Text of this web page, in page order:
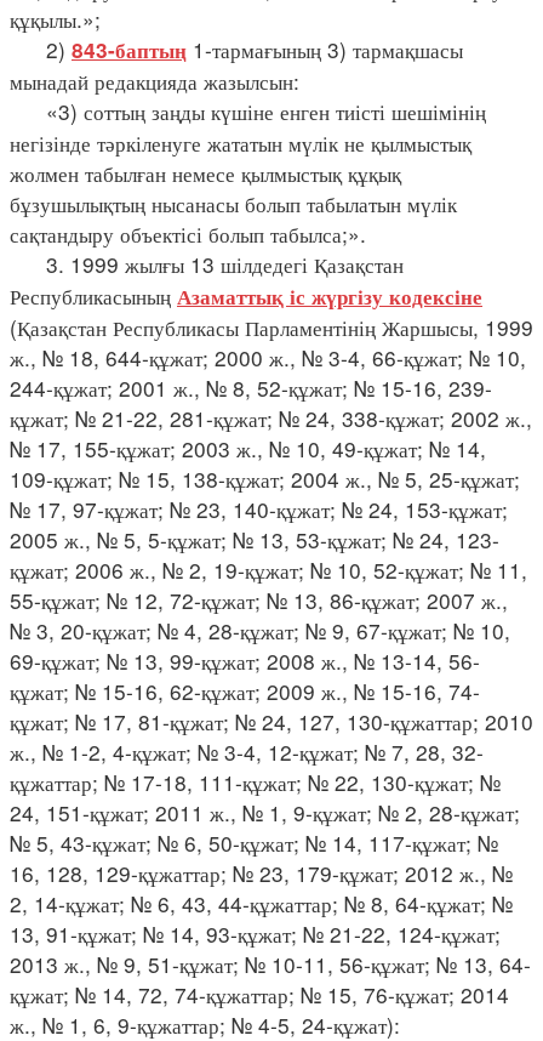
құқылы.»;
2) 843-баптың 1-тармағының 3) тармақшасы
мынадай редакцияда жазылсын:
«3) соттың заңды күшіне енген тиісті шешімінің
негізінде тәркіленуге жататын мүлік не қылмыстық
жолмен табылған немесе қылмыстық құқық
бұзушылықтың нысанасы болып табылатын мүлік
сақтандыру объектісі болып табылса;».
3. 1999 жылғы 13 шілдедегі Қазақстан
Республикасының Азаматтық іс жүргізу кодексіне
(Қазақстан Республикасы Парламентінің Жаршысы, 1999
ж., № 18, 644-құжат; 2000 ж., № 3-4, 66-құжат; № 10,
244-құжат; 2001 ж., № 8, 52-құжат; № 15-16, 239-
құжат; № 21-22, 281-құжат; № 24, 338-құжат; 2002 ж.,
№ 17, 155-құжат; 2003 ж., № 10, 49-құжат; № 14,
109-құжат; № 15, 138-құжат; 2004 ж., № 5, 25-құжат;
№ 17, 97-құжат; № 23, 140-құжат; № 24, 153-құжат;
2005 ж., № 5, 5-құжат; № 13, 53-құжат; № 24, 123-
құжат; 2006 ж., № 2, 19-құжат; № 10, 52-құжат; № 11,
55-құжат; № 12, 72-құжат; № 13, 86-құжат; 2007 ж.,
№ 3, 20-құжат; № 4, 28-құжат; № 9, 67-құжат; № 10,
69-құжат; № 13, 99-құжат; 2008 ж., № 13-14, 56-
құжат; № 15-16, 62-құжат; 2009 ж., № 15-16, 74-
құжат; № 17, 81-құжат; № 24, 127, 130-құжаттар; 2010
ж., № 1-2, 4-құжат; № 3-4, 12-құжат; № 7, 28, 32-
құжаттар; № 17-18, 111-құжат; № 22, 130-құжат; №
24, 151-құжат; 2011 ж., № 1, 9-құжат; № 2, 28-құжат;
№ 5, 43-құжат; № 6, 50-құжат; № 14, 117-құжат; №
16, 128, 129-құжаттар; № 23, 179-құжат; 2012 ж., №
2, 14-құжат; № 6, 43, 44-құжаттар; № 8, 64-құжат; №
13, 91-құжат; № 14, 93-құжат; № 21-22, 124-құжат;
2013 ж., № 9, 51-құжат; № 10-11, 56-құжат; № 13, 64-
құжат; № 14, 72, 74-құжаттар; № 15, 76-құжат; 2014
ж., № 1, 6, 9-құжаттар; № 4-5, 24-құжат):